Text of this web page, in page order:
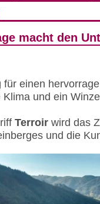
macht den
für einen
Klima und ein
Terroir wird das
und die